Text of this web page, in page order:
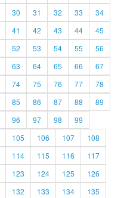
30 31 32 33
34
41 42 43 44
45
52 53 54 55
56
63 64 65 66
67
74 75 76 77
78
85 86 87 88
89
96 97 98
99
105 106 107
108
114 115 116
117
123 124 125
126
132 133 134
135